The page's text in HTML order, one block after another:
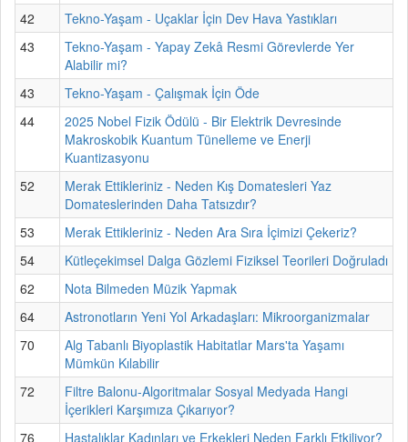
42
Tekno-Yaşam - Uçaklar İçin Dev Hava Yastıkları
43
Tekno-Yaşam - Yapay Zekâ Resmi Görevlerde Yer
Alabilir mi?
43
Tekno-Yaşam - Çalışmak İçin Öde
44
2025 Nobel Fizik Ödülü - Bir Elektrik Devresinde
Makroskobik Kuantum Tünelleme ve Enerji
Kuantizasyonu
52
Merak Ettikleriniz - Neden Kış Domatesleri Yaz
Domateslerinden Daha Tatsızdır?
53
Merak Ettikleriniz - Neden Ara Sıra İçimizi Çekeriz?
54
Kütleçekimsel Dalga Gözlemi Fiziksel Teorileri Doğruladı
62
Nota Bilmeden Müzik Yapmak
64
Astronotların Yeni Yol Arkadaşları: Mikroorganizmalar
70
Alg Tabanlı Biyoplastik Habitatlar Mars'ta Yaşamı
Mümkün Kılabilir
72
Filtre Balonu-Algoritmalar Sosyal Medyada Hangi
İçerikleri Karşımıza Çıkarıyor?
76
Hastalıklar Kadınları ve Erkekleri Neden Farklı Etkiliyor?